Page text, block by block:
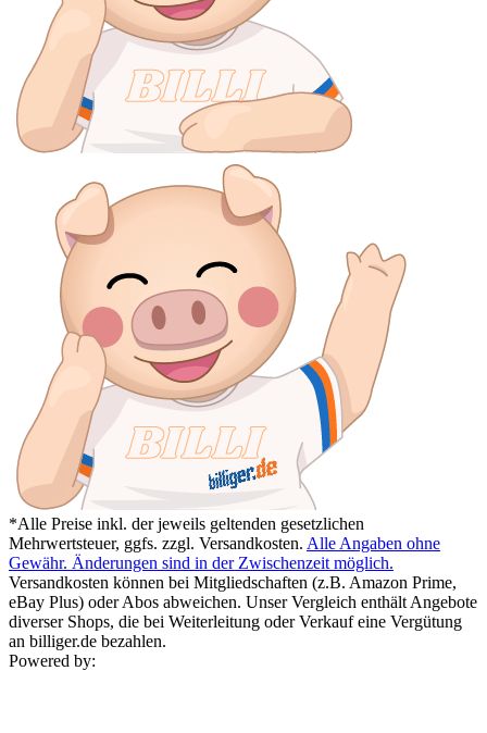
*Alle Preise inkl. der jeweils geltenden gesetzlichen
Mehrwertsteuer, ggfs. zzgl. Versandkosten. Alle Angaben ohne
Gewähr. Änderungen sind in der Zwischenzeit möglich.
Versandkosten können bei Mitgliedschaften (z.B. Amazon Prime,
eBay Plus) oder Abos abweichen. Unser Vergleich enthält Angebote
diverser Shops, die bei Weiterleitung oder Verkauf eine Vergütung
an billiger.de bezahlen.
Powered by: